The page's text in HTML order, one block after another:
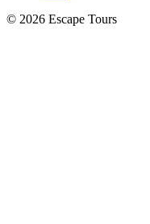
© 2026 Escape Tours